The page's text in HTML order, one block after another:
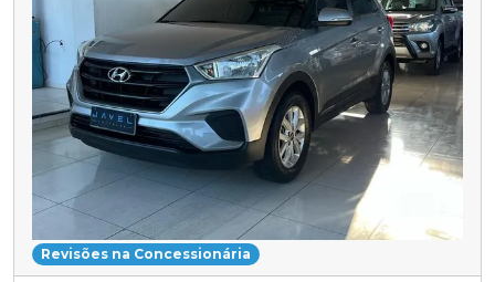
Revisões na Concessionária